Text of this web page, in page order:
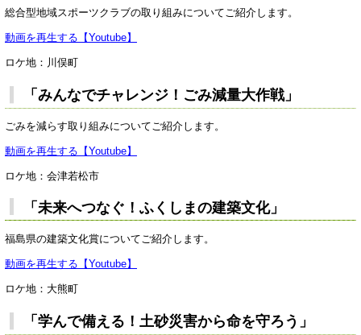
総合型地域スポーツクラブの取り組みについてご紹介します。
動画を再生する【Youtube】
ロケ地：川俣町
「みんなでチャレンジ！ごみ減量大作戦」
ごみを減らす取り組みについてご紹介します。
動画を再生する【Youtube】
ロケ地：会津若松市
「未来へつなぐ！ふくしまの建築文化」
福島県の建築文化賞についてご紹介します。
動画を再生する【Youtube】
ロケ地：大熊町
「学んで備える！土砂災害から命を守ろう」